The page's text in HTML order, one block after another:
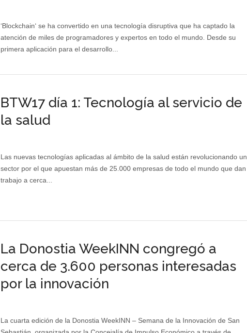
‘Blockchain‘ se ha convertido en una tecnología disruptiva que ha captado la
atención de miles de programadores y expertos en todo el mundo. Desde su
primera aplicación para el desarrollo...
BTW17 día 1: Tecnología al servicio de
la salud
Las nuevas tecnologías aplicadas al ámbito de la salud están revolucionando un
sector por el que apuestan más de 25.000 empresas de todo el mundo que dan
trabajo a cerca...
La Donostia WeekINN congregó a
cerca de 3.600 personas interesadas
por la innovación
La cuarta edición de la Donostia WeekINN – Semana de la Innovación de San